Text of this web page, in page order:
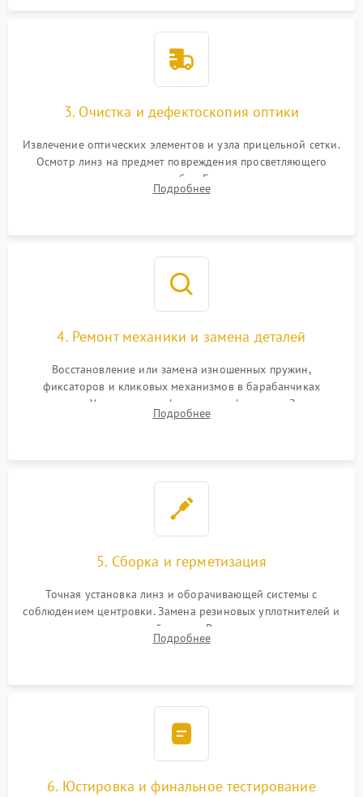
3. Очистка и дефектоскопия оптики
Извлечение оптических элементов и узла прицельной сетки.
Осмотр линз на предмет повреждения просветляющего
покрытия или появления грибка. Бережная очистка стекол
спецрастворами. Проверка целостности гравированной
Подробнее
4. Ремонт механики и замена деталей
Восстановление или замена изношенных пружин,
фиксаторов и кликовых механизмов в барабанчиках
поправок. Устранение люфтов в трансфокаторе. Замена
поврежденных линз, разбитой сетки или восстановление
Подробнее
5. Сборка и герметизация
Точная установка линз и оборачивающей системы с
соблюдением центровки. Замена резиновых уплотнителей и
нанесение влагозащитной смазки. Вакуумирование корпуса
и заполнение его осушенным азотом или аргоном для
Подробнее
6. Юстировка и финальное тестирование